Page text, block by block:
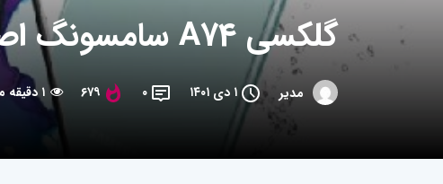
گلکسی A74 سامسونگ اصلاً معرفی نخواهد شد
مدیر ۱ دی ۱۴۰۱ ۰ ۶۷۹ ۱ دقیقه مطالعه